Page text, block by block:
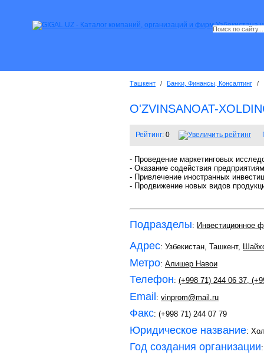
Ташкент / Банки, Финансы, Консалтинг /
O'ZVINSANOAT-
Рейтинг: 0
- Проведение маркетинговых
- Оказание содействия
- Привлечение иностранных
- Продвижение новых видов
Подразделы: Инвестиционное
Адрес: Узбекистан, Ташкент,
Метро: Алишер Навои
Телефон: (+998 71) 244 06 37,
Email: vinprom@mail.ru
Факс: (+998 71) 244 07 79
Юридическое название:
Год создания организации